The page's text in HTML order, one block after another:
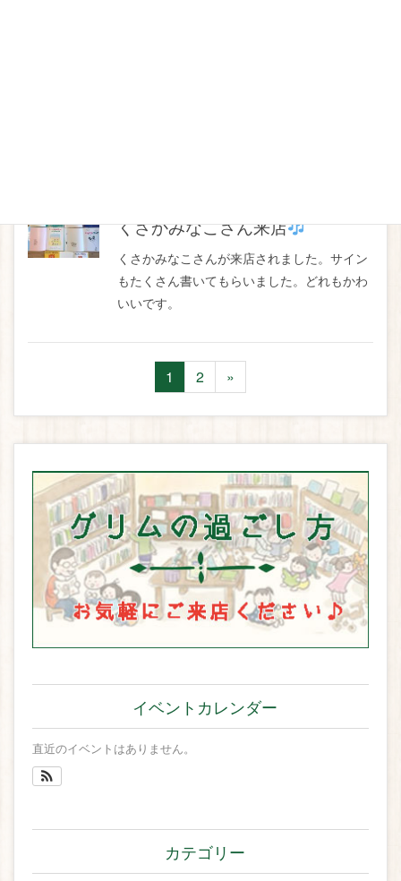
くさかみなこさん来店
くさかみなこさんが来店されました。サイン
もたくさん書いてもらいました。どれもかわ
いいです。
1 2 »
イベントカレンダー
直近のイベントはありません。
カテゴリー